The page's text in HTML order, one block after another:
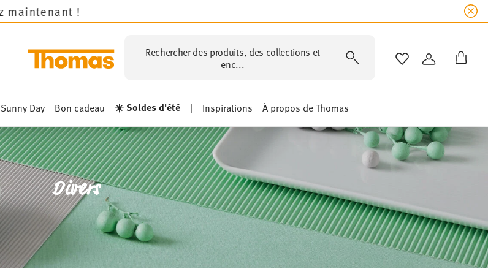
Rechercher des produits, des collections et
enc...
LISTE DECONNEXION
Sunny Day Bon cadeau ☀️ Soldes d'été | Inspirations À propos de Thomas
Divers